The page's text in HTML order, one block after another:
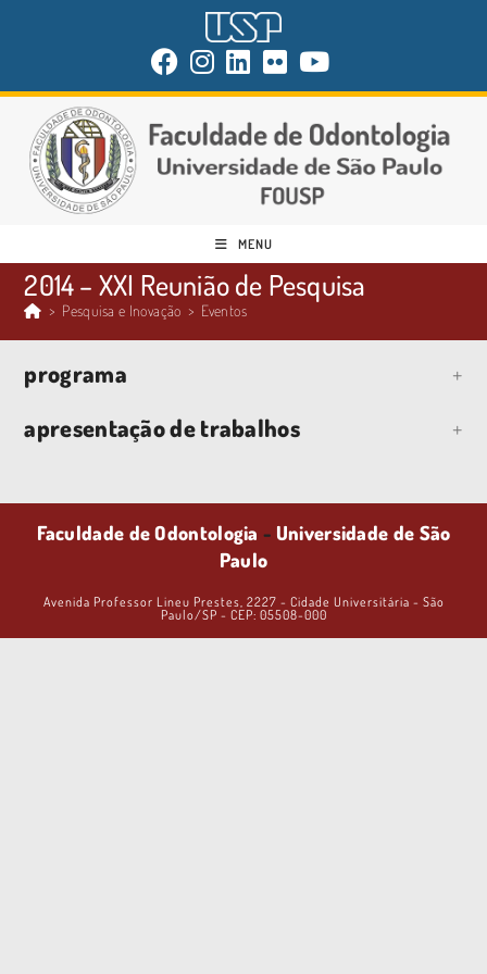
MENU
2014 – XXI Reunião de Pesquisa
> Pesquisa e Inovação > Eventos
programa
apresentação de trabalhos
Faculdade de Odontologia - Universidade de São
Paulo
Avenida Professor Lineu Prestes, 2227 - Cidade Universitária - São
Paulo/SP - CEP: 05508-000